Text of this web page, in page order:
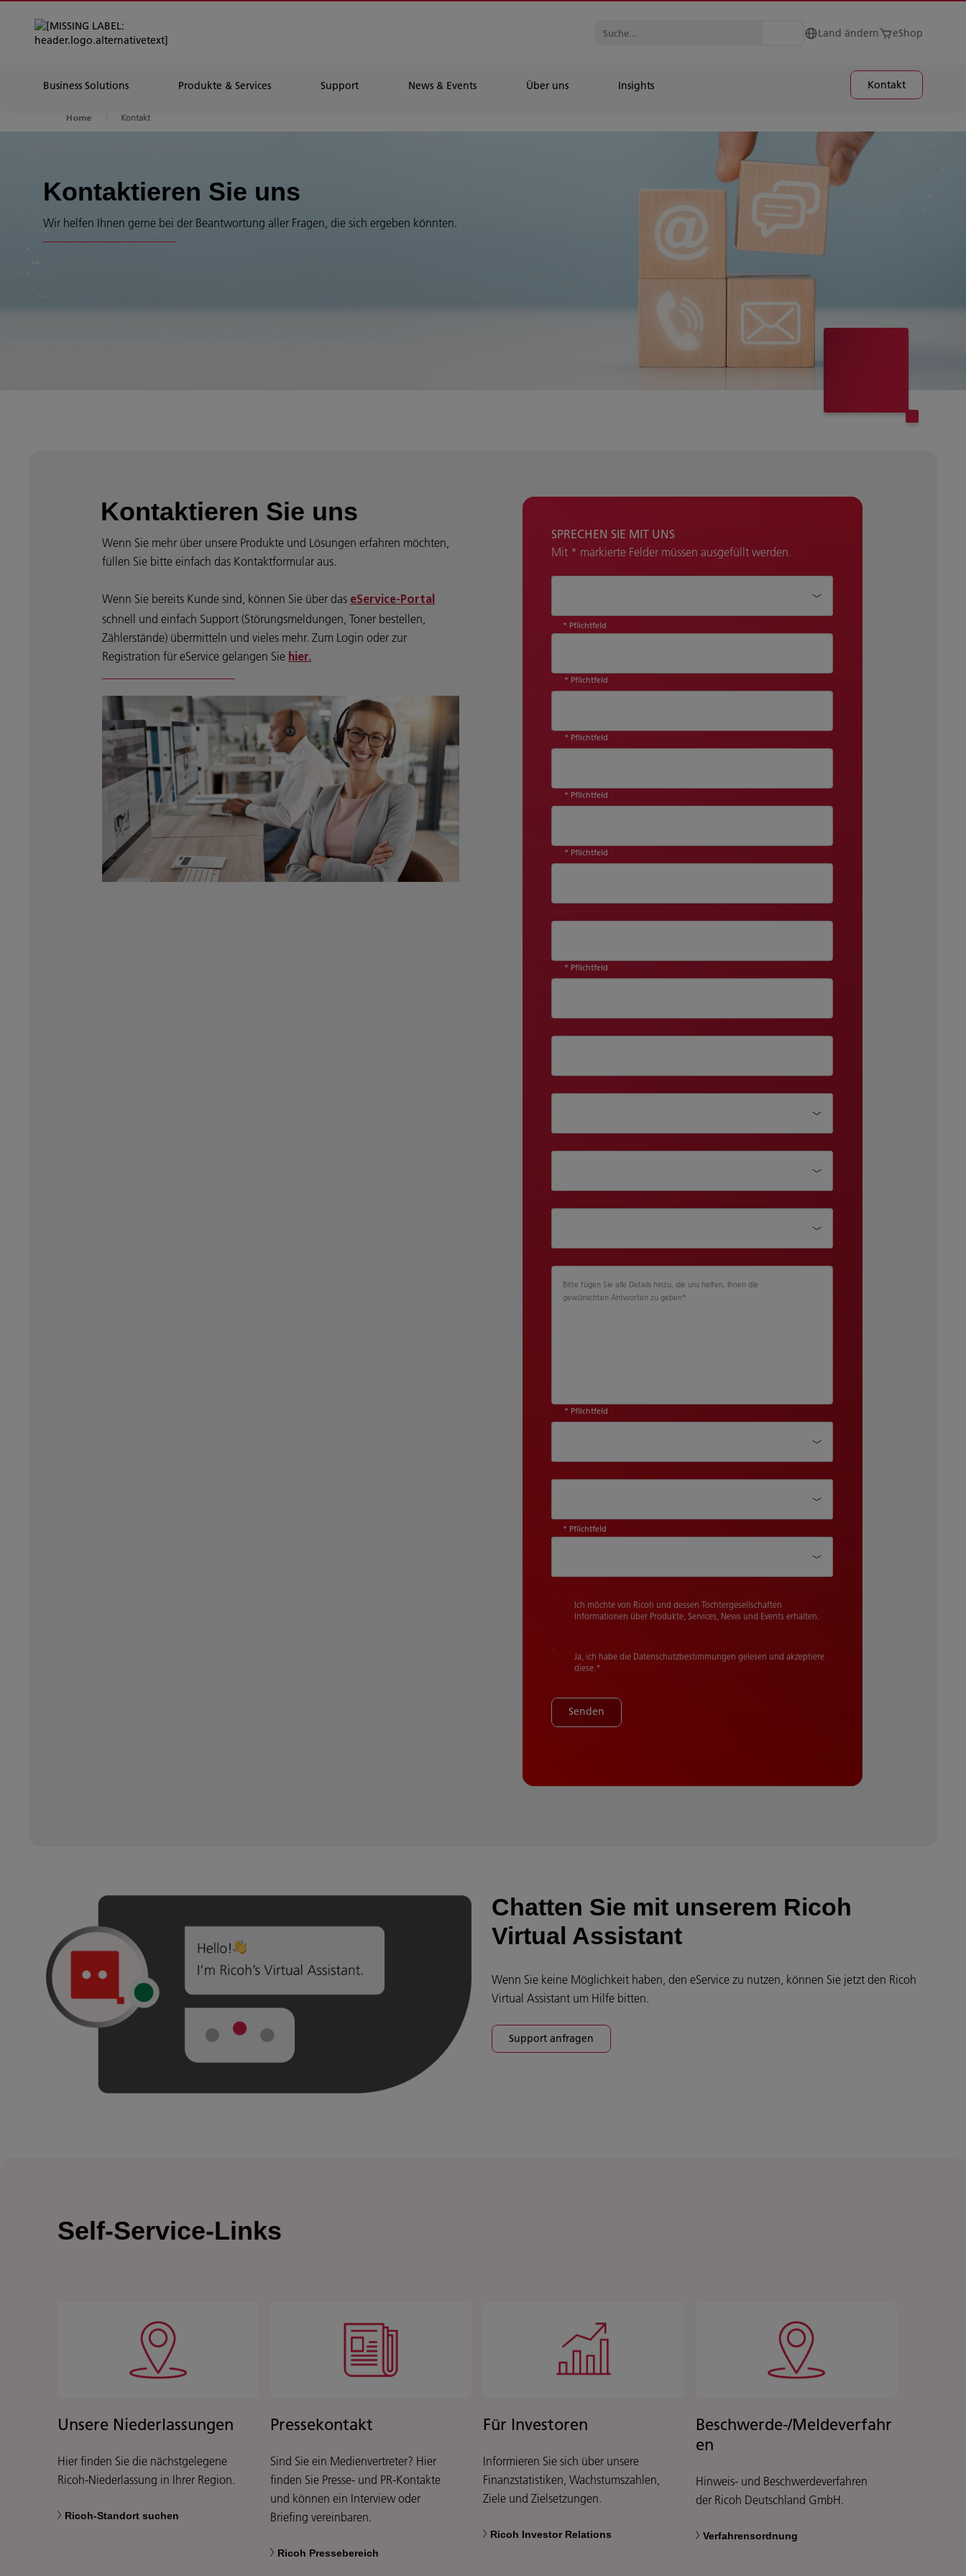
Land ändern eShop
Business Solutions Produkte & Services Support News & Events Über uns Insights Kontakt
Home Kontakt
Kontaktieren Sie uns
Wir helfen Ihnen gerne bei der Beantwortung aller Fragen, die sich ergeben könnten.
Kontaktieren Sie uns
Wenn Sie mehr über unsere Produkte und Lösungen erfahren möchten,
füllen Sie bitte einfach das Kontaktformular aus.
Wenn Sie bereits Kunde sind, können Sie über das eService-Portal
schnell und einfach Support (Störungsmeldungen, Toner bestellen,
Zählerstände) übermitteln und vieles mehr. Zum Login oder zur
Registration für eService gelangen Sie hier.
SPRECHEN SIE MIT UNS
Mit * markierte Felder müssen ausgefüllt werden.
* Pflichtfeld
* Pflichtfeld
* Pflichtfeld
* Pflichtfeld
* Pflichtfeld
* Pflichtfeld
Bitte fügen Sie alle Details hinzu, die uns helfen, Ihnen die
gewünschten Antworten zu geben*
* Pflichtfeld
* Pflichtfeld
Ich möchte von Ricoh und dessen Tochtergesellschaften
Informationen über Produkte, Services, News und Events erhalten.
Ja, ich habe die Datenschutzbestimmungen gelesen und akzeptiere
diese.*
Senden
Chatten Sie mit unserem Ricoh
Virtual Assistant
Wenn Sie keine Möglichkeit haben, den eService zu nutzen, können Sie jetzt den Ricoh
Virtual Assistant um Hilfe bitten.
Support anfragen
Self-Service-Links
Unsere Niederlassungen
Hier finden Sie die nächstgelegene
Ricoh-Niederlassung in Ihrer Region.
Ricoh-Standort suchen
Pressekontakt
Sind Sie ein Medienvertreter? Hier
finden Sie Presse- und PR-Kontakte
und können ein Interview oder
Briefing vereinbaren.
Ricoh Pressebereich
Für Investoren
Informieren Sie sich über unsere
Finanzstatistiken, Wachstumszahlen,
Ziele und Zielsetzungen.
Ricoh Investor Relations
Beschwerde-/Meldeverfahr
en
Hinweis- und Beschwerdeverfahren
der Ricoh Deutschland GmbH.
Verfahrensordnung